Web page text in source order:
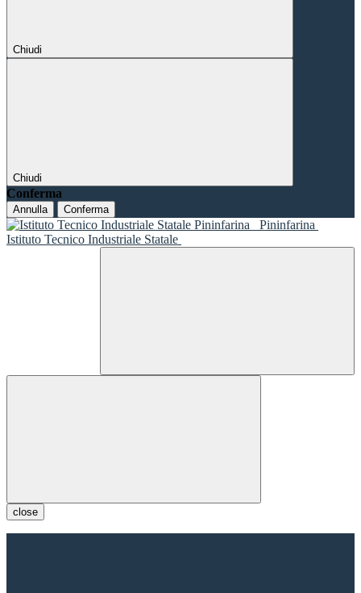
Chiudi
Chiudi
Conferma
Annulla Conferma
Pininfarina
Istituto Tecnico Industriale Statale
close